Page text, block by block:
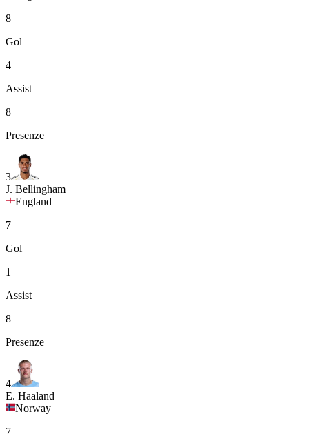
8
Gol
4
Assist
8
Presenze
3
J. Bellingham
England
7
Gol
1
Assist
8
Presenze
4
E. Haaland
Norway
7